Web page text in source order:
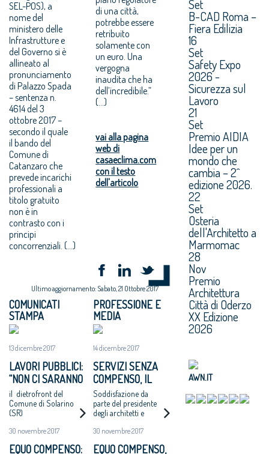
SEL-POS), a
nome del
ministero delle
Infrastrutture e
del Governo si è
allineato al
pronunciamento
di Palazzo Spada
– sentenza n.
4614 del 3
ottobre 2017 –
secondo il quale
il bando del
Comune di
Catanzaro che
prevede incarichi
professionali a
titolo gratuito
non è in
contrasto con i
principi
concorrenziali. (...)
di una città,
potrebbe essere
retribuito
solamente con
un euro. Una
vergogna
inaudita che ha
dell’incredibile.”
(...)
vai alla pagina
web di
casaeclima.com
con il testo
dell'articolo
Ultimo aggiornamento: Sabato, 21 Ottobre 2017
COMUNICATI
STAMPA
13 dicembre 2017
LAVORI PUBBLICI:
“NON CI SARANNO
ALTRI ‘CASI
CATANZARO’ - MAI
PIÙ INCARICHI DI
PROGETTAZIONE
AD UN EURO”
il dietrofront del
Comune di Solarino
(SR)
30 novembre 2017
EQUO COMPENSO:
PROFESSIONE E
MEDIA
14 dicembre 2017
SERVIZI SENZA
COMPENSO, IL
COMUNE DI
SOLARINO RITIRA
I BANDI DI
PROGETTAZIONE
A UN EURO
Soddisfazione da
parte del presidente
degli architetti e
bando di Catanzaro si
all'aggiudicazione
30 novembre 2017
EQUO COMPENSO,
Set
B-CAD Roma –
Fiera Edilizia
16
Set
Safety Expo
2026 -
Sicurezza sul
Lavoro
21
Set
Premio AIDIA
Idee per un
mondo che
cambia – 2^
edizione 2026.
22
Set
Osteria
dell'Architetto a
Marmomac
28
Nov
Premio
Architettura
Città di Oderzo
XX Edizione
2026
AWN.IT